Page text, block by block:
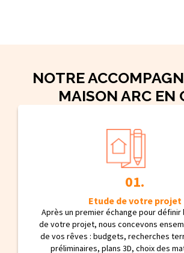
NOTRE
MAISON ARC EN
Etude de votre projet
Après un premier échange pour définir
de votre projet, nous concevons
de vos rêves : budgets, recherches
préliminaires, plans 3D, choix des